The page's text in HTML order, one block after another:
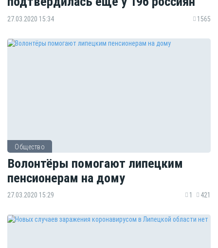
27.03.2020 15:34 1565
Общество
Волонтёры помогают липецким
пенсионерам на дому
27.03.2020 15:29 1 421